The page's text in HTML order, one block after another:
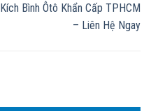
Kích Bình Ôtô Khẩn Cấp TPHCM
– Liên Hệ Ngay